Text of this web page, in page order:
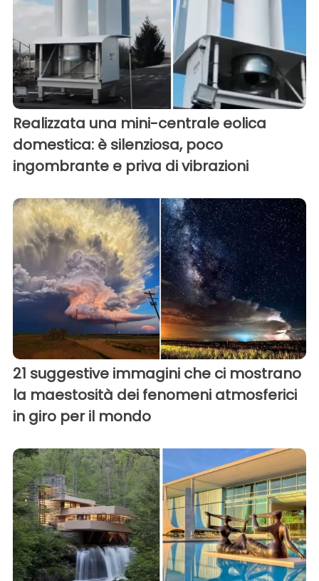
Realizzata una mini-centrale eolica
domestica: è silenziosa, poco
ingombrante e priva di vibrazioni
21 suggestive immagini che ci mostrano
la maestosità dei fenomeni atmosferici
in giro per il mondo